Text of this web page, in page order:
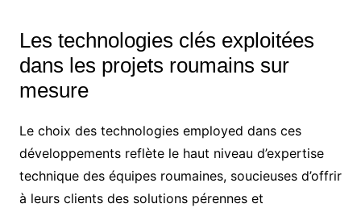
Les technologies clés exploitées
dans les projets roumains sur
mesure
Le choix des technologies employed dans ces
développements reflète le haut niveau d’expertise
technique des équipes roumaines, soucieuses d’offrir
à leurs clients des solutions pérennes et